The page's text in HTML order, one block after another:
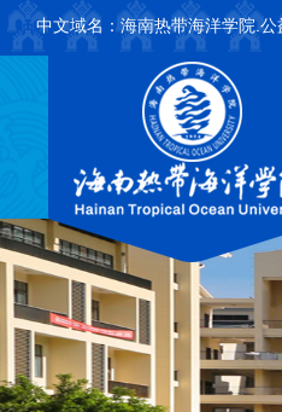
中文域名：海南热带海洋学院.公